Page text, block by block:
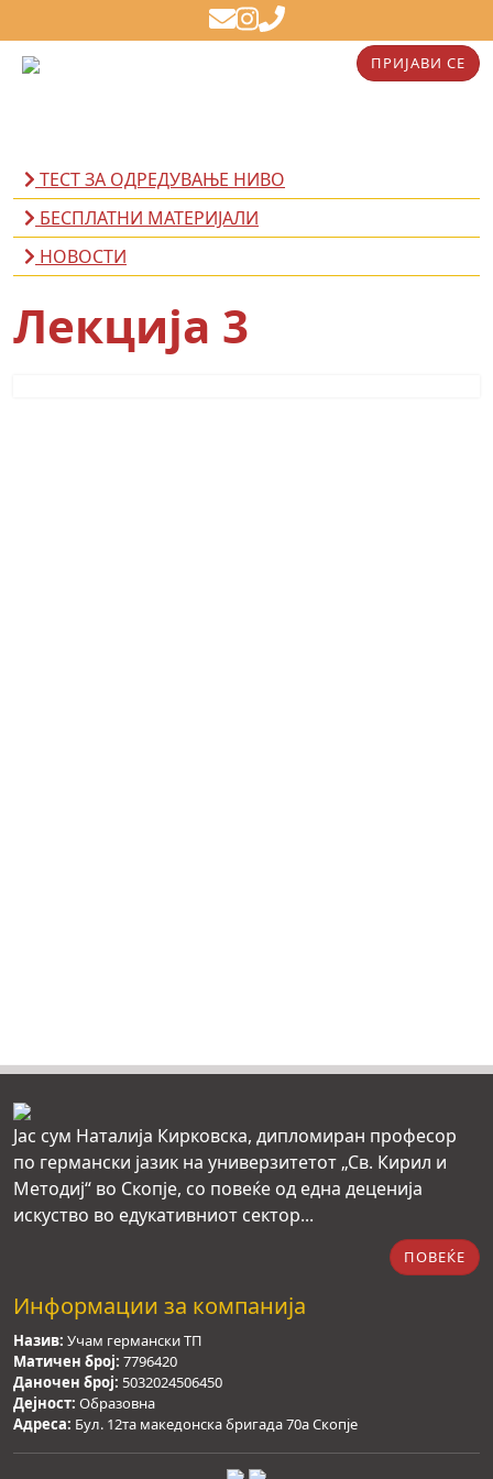
ПРИЈАВИ СЕ
ТЕСТ ЗА ОДРЕДУВАЊЕ НИВО
БЕСПЛАТНИ МАТЕРИЈАЛИ
НОВОСТИ
Лекција 3
Јас сум Наталија Кирковска, дипломиран професор
по германски јазик на универзитетот „Св. Кирил и
Методиј“ во Скопје, со повеќе од една деценија
искуство во едукативниот сектор...
ПОВЕЌЕ
Информации за компанија
Назив: Учам германски ТП
Матичен број: 7796420
Даночен број: 5032024506450
Дејност: Образовна
Адреса: Бул. 12та македонска бригада 70а Скопје